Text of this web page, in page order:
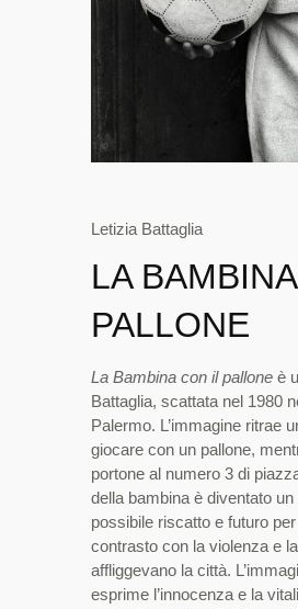
Letizia Battaglia
LA
PALLONE
La Bambina con il palloneè
Battaglia, scattata nel 1980
Palermo. L’immagine ritrae
giocare con un pallone,
portone al numero 3 di
della bambina è diventato
possibile riscatto e futuro
contrasto con la violenza e
affliggevano la città.
esprime l’innocenza e la